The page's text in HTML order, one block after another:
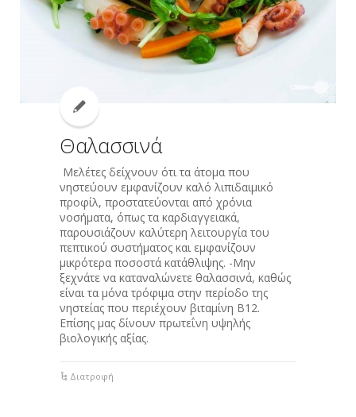
Θαλασσινά
Μελέτες δείχνουν ότι τα άτομα που
νηστεύουν εμφανίζουν καλό λιπιδαιμικό
προφίλ, προστατεύονται από χρόνια
νοσήματα, όπως τα καρδιαγγειακά,
παρουσιάζουν καλύτερη λειτουργία του
πεπτικού συστήματος και εμφανίζουν
μικρότερα ποσοστά κατάθλιψης. -Μην
ξεχνάτε να καταναλώνετε θαλασσινά, καθώς
είναι τα μόνα τρόφιμα στην περίοδο της
νηστείας που περιέχουν βιταμίνη Β12.
Επίσης μας δίνουν πρωτεΐνη υψηλής
βιολογικής αξίας.
Διατροφή